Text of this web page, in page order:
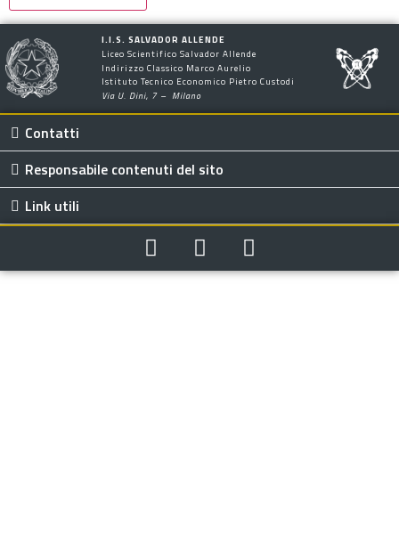
I.I.S. SALVADOR ALLENDE
Liceo Scientifico Salvador Allende
Indirizzo Classico Marco Aurelio
Istituto Tecnico Economico Pietro Custodi
Via U. Dini, 7 – Milano
Contatti
Responsabile contenuti del sito
Link utili